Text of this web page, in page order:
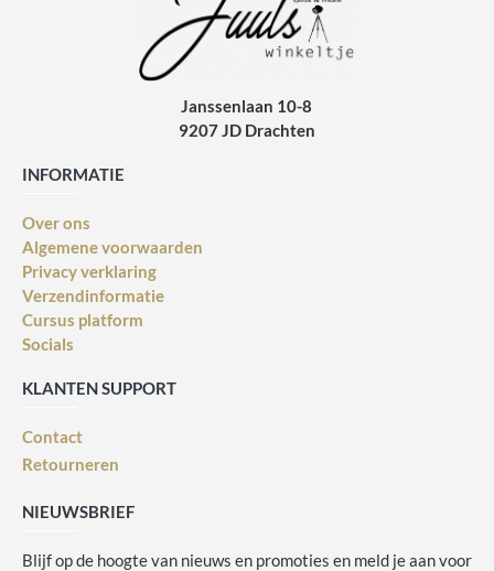
Janssenlaan 10-8
9207 JD Drachten
INFORMATIE
Over ons
Algemene voorwaarden
Privacy verklaring
Verzendinformatie
Cursus platform
Socials
KLANTEN SUPPORT
Contact
Retourneren
NIEUWSBRIEF
Blijf op de hoogte van nieuws en promoties en meld je aan voor